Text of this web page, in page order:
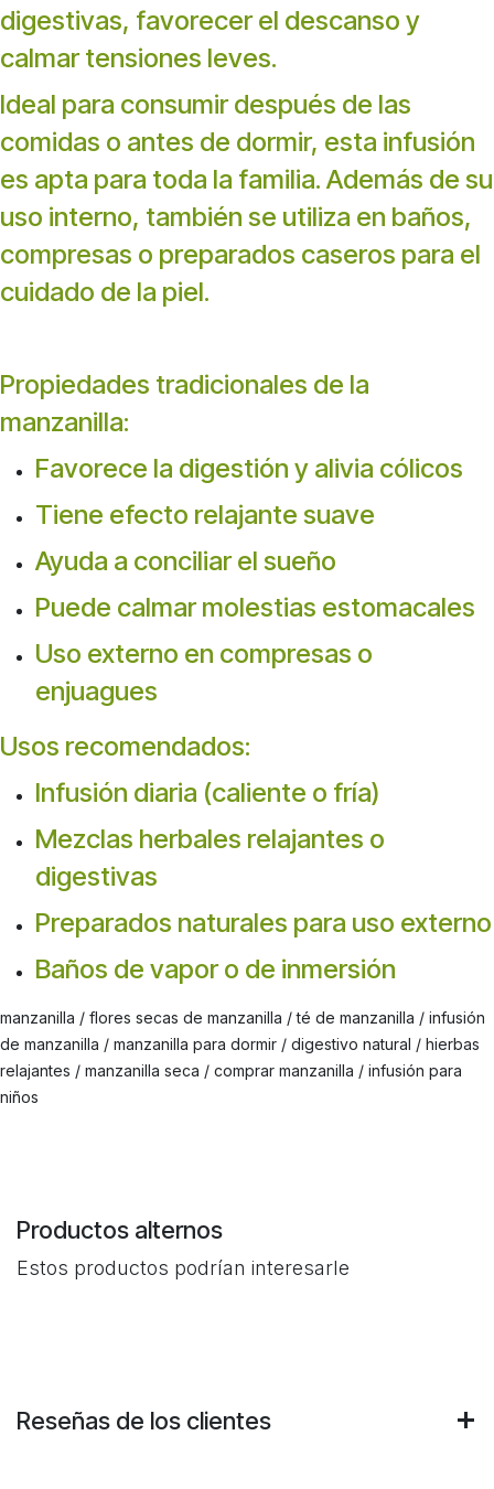
digestivas, favorecer el descanso y
calmar tensiones leves.
Ideal para consumir después de las
comidas o antes de dormir, esta infusión
es apta para toda la familia. Además de su
uso interno, también se utiliza en baños,
compresas o preparados caseros para el
cuidado de la piel.
Propiedades tradicionales de la
manzanilla:
Favorece la digestión y alivia cólicos
Tiene efecto relajante suave
Ayuda a conciliar el sueño
Puede calmar molestias estomacales
Uso externo en compresas o
enjuagues
Usos recomendados:
Infusión diaria (caliente o fría)
Mezclas herbales relajantes o
digestivas
Preparados naturales para uso externo
Baños de vapor o de inmersión
manzanilla / flores secas de manzanilla / té de manzanilla / infusión
de manzanilla / manzanilla para dormir / digestivo natural / hierbas
relajantes / manzanilla seca / comprar manzanilla / infusión para
niños
Productos alternos
Estos productos podrían interesarle
Reseñas de los clientes